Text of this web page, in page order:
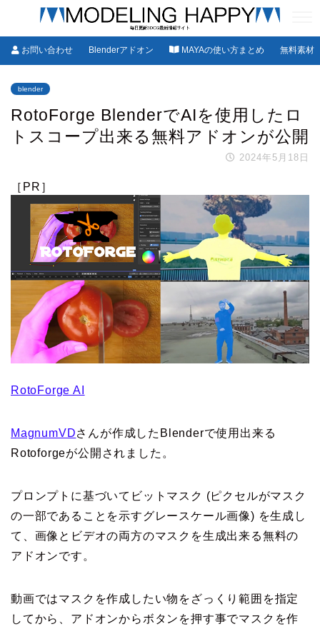
お問い合わせ Blenderアドオン MAYAの使い方まとめ 無料素材
blender
RotoForge BlenderでAIを使用したロ
トスコープ出来る無料アドオンが公開
2024年5月18日
［PR］
RotoForge AI
MagnumVDさんが作成したBlenderで使用出来る
Rotoforgeが公開されました。
プロンプトに基づいてビットマスク (ピクセルがマスク
の一部であることを示すグレースケール画像) を生成し
て、画像とビデオの両方のマスクを生成出来る無料の
アドオンです。
動画ではマスクを作成したい物をざっくり範囲を指定
してから、アドオンからボタンを押す事でマスクを作